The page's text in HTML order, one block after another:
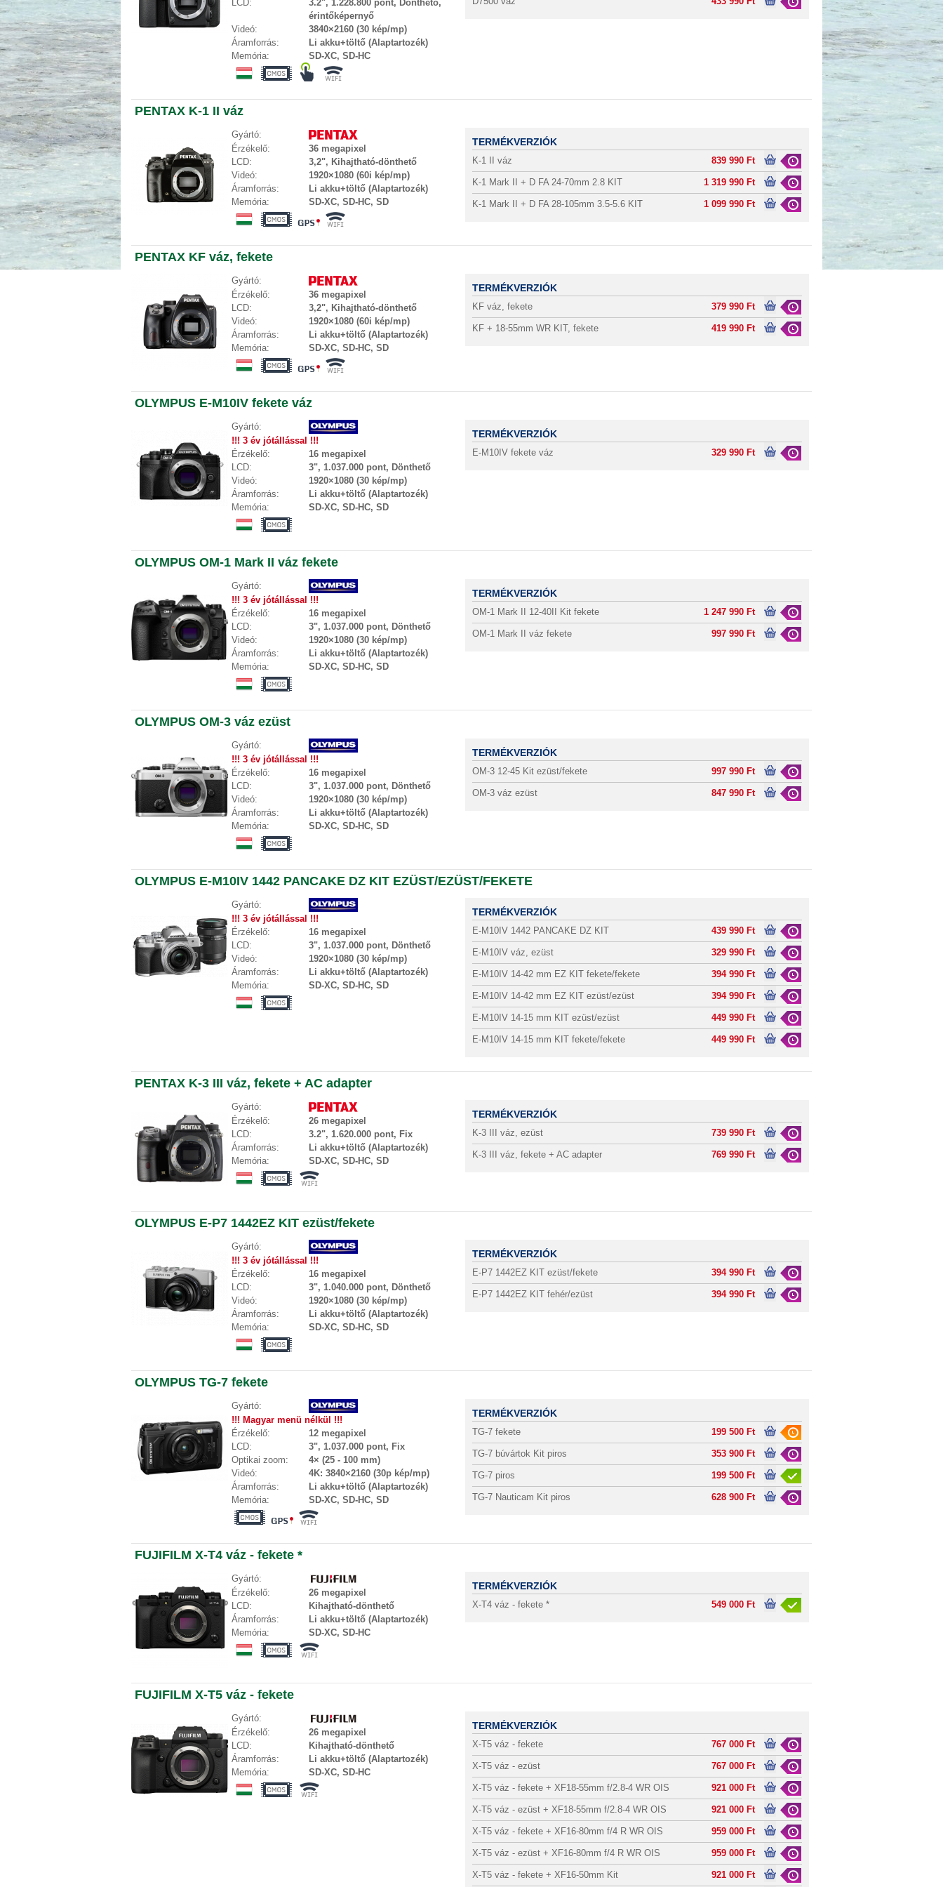
LCD:
3.2", 1.228.800 pont, Dönthető,
érintőképernyő
Videó:
3840×2160 (30 kép/mp)
Áramforrás:
Li akku+töltő (Alaptartozék)
Memória:
SD-XC, SD-HC
PENTAX K-1 II váz
Gyártó:
Érzékelő:
36 megapixel
LCD:
3,2", Kihajtható-dönthető
Videó:
1920×1080 (60i kép/mp)
Áramforrás:
Li akku+töltő (Alaptartozék)
Memória:
SD-XC, SD-HC, SD
TERMÉKVERZIÓK
K-1 II váz 839 990 Ft
K-1 Mark II + D FA 24-70mm 2.8 KIT 1 319 990 Ft
K-1 Mark II + D FA 28-105mm 3.5-5.6 KIT 1 099 990 Ft
PENTAX KF váz, fekete
Gyártó:
Érzékelő:
36 megapixel
LCD:
3,2", Kihajtható-dönthető
Videó:
1920×1080 (60i kép/mp)
Áramforrás:
Li akku+töltő (Alaptartozék)
Memória:
SD-XC, SD-HC, SD
TERMÉKVERZIÓK
KF váz, fekete 379 990 Ft
KF + 18-55mm WR KIT, fekete 419 990 Ft
OLYMPUS E-M10IV fekete váz
Gyártó:
!!! 3 év jótállással !!!
Érzékelő:
16 megapixel
LCD:
3", 1.037.000 pont, Dönthető
Videó:
1920×1080 (30 kép/mp)
Áramforrás:
Li akku+töltő (Alaptartozék)
Memória:
SD-XC, SD-HC, SD
TERMÉKVERZIÓK
E-M10IV fekete váz 329 990 Ft
OLYMPUS OM-1 Mark II váz fekete
Gyártó:
!!! 3 év jótállással !!!
Érzékelő:
16 megapixel
LCD:
3", 1.037.000 pont, Dönthető
Videó:
1920×1080 (30 kép/mp)
Áramforrás:
Li akku+töltő (Alaptartozék)
Memória:
SD-XC, SD-HC, SD
TERMÉKVERZIÓK
OM-1 Mark II 12-40II Kit fekete 1 247 990 Ft
OM-1 Mark II váz fekete 997 990 Ft
OLYMPUS OM-3 váz ezüst
Gyártó:
!!! 3 év jótállással !!!
Érzékelő:
16 megapixel
LCD:
3", 1.037.000 pont, Dönthető
Videó:
1920×1080 (30 kép/mp)
Áramforrás:
Li akku+töltő (Alaptartozék)
Memória:
SD-XC, SD-HC, SD
TERMÉKVERZIÓK
OM-3 12-45 Kit ezüst/fekete 997 990 Ft
OM-3 váz ezüst 847 990 Ft
OLYMPUS E-M10IV 1442 PANCAKE DZ KIT EZÜST/EZÜST/FEKETE
Gyártó:
!!! 3 év jótállással !!!
Érzékelő:
16 megapixel
LCD:
3", 1.037.000 pont, Dönthető
Videó:
1920×1080 (30 kép/mp)
Áramforrás:
Li akku+töltő (Alaptartozék)
Memória:
SD-XC, SD-HC, SD
TERMÉKVERZIÓK
E-M10IV 1442 PANCAKE DZ KIT
EZÜST/EZÜST/FEKETE
439 990 Ft
E-M10IV váz, ezüst 329 990 Ft
E-M10IV 14-42 mm EZ KIT fekete/fekete 394 990 Ft
E-M10IV 14-42 mm EZ KIT ezüst/ezüst 394 990 Ft
E-M10IV 14-15 mm KIT ezüst/ezüst 449 990 Ft
E-M10IV 14-15 mm KIT fekete/fekete 449 990 Ft
PENTAX K-3 III váz, fekete + AC adapter
Gyártó:
Érzékelő:
26 megapixel
LCD:
3.2", 1.620.000 pont, Fix
Áramforrás:
Li akku+töltő (Alaptartozék)
Memória:
SD-XC, SD-HC, SD
TERMÉKVERZIÓK
K-3 III váz, ezüst 739 990 Ft
K-3 III váz, fekete + AC adapter 769 990 Ft
OLYMPUS E-P7 1442EZ KIT ezüst/fekete
Gyártó:
!!! 3 év jótállással !!!
Érzékelő:
16 megapixel
LCD:
3", 1.040.000 pont, Dönthető
Videó:
1920×1080 (30 kép/mp)
Áramforrás:
Li akku+töltő (Alaptartozék)
Memória:
SD-XC, SD-HC, SD
TERMÉKVERZIÓK
E-P7 1442EZ KIT ezüst/fekete 394 990 Ft
E-P7 1442EZ KIT fehér/ezüst 394 990 Ft
OLYMPUS TG-7 fekete
Gyártó:
!!! Magyar menü nélkül !!!
Érzékelő:
12 megapixel
LCD:
3", 1.037.000 pont, Fix
Optikai zoom:
4× (25 - 100 mm)
Videó:
4K: 3840×2160 (30p kép/mp)
Áramforrás:
Li akku+töltő (Alaptartozék)
Memória:
SD-XC, SD-HC, SD
TERMÉKVERZIÓK
TG-7 fekete 199 500 Ft
TG-7 búvártok Kit piros 353 900 Ft
TG-7 piros 199 500 Ft
TG-7 Nauticam Kit piros 628 900 Ft
FUJIFILM X-T4 váz - fekete *
Gyártó:
Érzékelő:
26 megapixel
LCD:
Kihajtható-dönthető
Áramforrás:
Li akku+töltő (Alaptartozék)
Memória:
SD-XC, SD-HC
TERMÉKVERZIÓK
X-T4 váz - fekete * 549 000 Ft
FUJIFILM X-T5 váz - fekete
Gyártó:
Érzékelő:
26 megapixel
LCD:
Kihajtható-dönthető
Áramforrás:
Li akku+töltő (Alaptartozék)
Memória:
SD-XC, SD-HC
TERMÉKVERZIÓK
X-T5 váz - fekete 767 000 Ft
X-T5 váz - ezüst 767 000 Ft
X-T5 váz - fekete + XF18-55mm f/2.8-4 WR OIS 921 000 Ft
X-T5 váz - ezüst + XF18-55mm f/2.8-4 WR OIS 921 000 Ft
X-T5 váz - fekete + XF16-80mm f/4 R WR OIS 959 000 Ft
X-T5 váz - ezüst + XF16-80mm f/4 R WR OIS 959 000 Ft
X-T5 váz - fekete + XF16-50mm Kit 921 000 Ft